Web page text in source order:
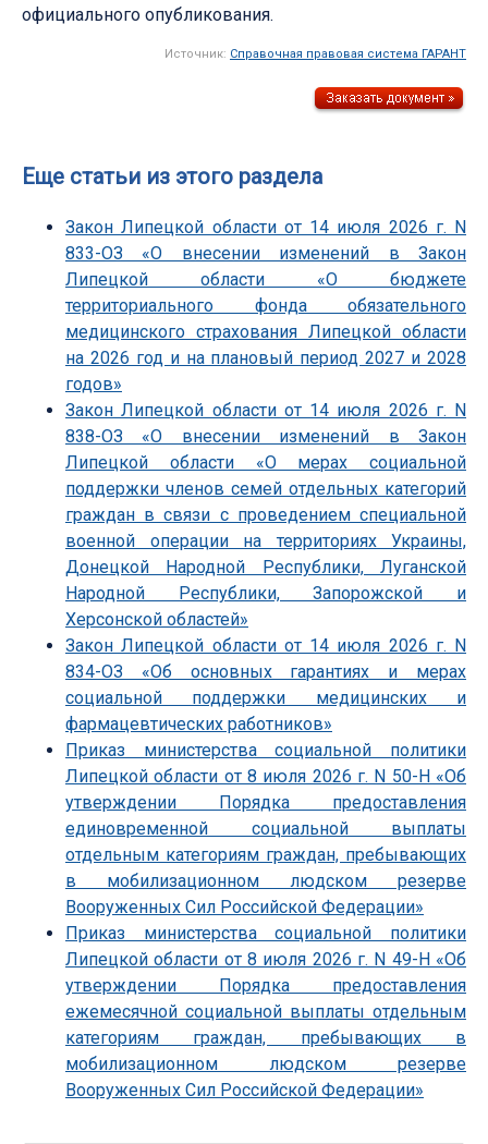
официального опубликования.
Источник: Справочная правовая система ГАРАНТ
Еще статьи из этого раздела
Закон Липецкой области от 14 июля 2026 г. N
833-ОЗ «О внесении изменений в Закон
Липецкой области «О бюджете
территориального фонда обязательного
медицинского страхования Липецкой области
на 2026 год и на плановый период 2027 и 2028
годов»
Закон Липецкой области от 14 июля 2026 г. N
838-ОЗ «О внесении изменений в Закон
Липецкой области «О мерах социальной
поддержки членов семей отдельных категорий
граждан в связи с проведением специальной
военной операции на территориях Украины,
Донецкой Народной Республики, Луганской
Народной Республики, Запорожской и
Херсонской областей»
Закон Липецкой области от 14 июля 2026 г. N
834-ОЗ «Об основных гарантиях и мерах
социальной поддержки медицинских и
фармацевтических работников»
Приказ министерства социальной политики
Липецкой области от 8 июля 2026 г. N 50-Н «Об
утверждении Порядка предоставления
единовременной социальной выплаты
отдельным категориям граждан, пребывающих
в мобилизационном людском резерве
Вооруженных Сил Российской Федерации»
Приказ министерства социальной политики
Липецкой области от 8 июля 2026 г. N 49-Н «Об
утверждении Порядка предоставления
ежемесячной социальной выплаты отдельным
категориям граждан, пребывающих в
мобилизационном людском резерве
Вооруженных Сил Российской Федерации»